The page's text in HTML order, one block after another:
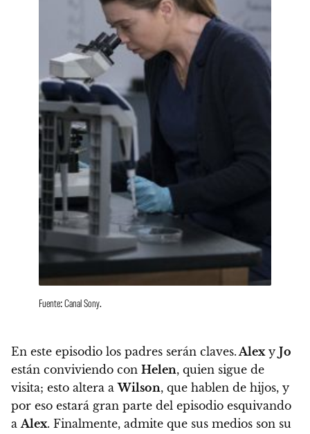
Fuente: Canal Sony.
En este episodio los padres serán claves.Alexy Jo
están conviviendo con Helen, quien sigue de
visita; esto altera aWilson, que hablen de hijos, y
por eso estará gran parte del episodio esquivando
aAlex. Finalmente, admite que sus medios son su